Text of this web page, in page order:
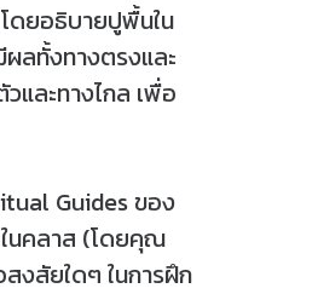
ดยอธิบายปูพื้นใน
ลทั้งทางตรงและ
และทางไกล เพื่อ
Guides ของ
นคลาส (โดยคุณ
งสัยใดๆ ในการฝึก